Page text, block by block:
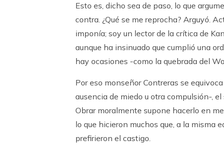
Esto es, dicho sea de paso, lo que
contra. ¿Qué se me reprocha? Arguyó.
imponía; soy un lector de la crítica de
aunque ha insinuado que cumplió una
hay ocasiones -como la quebrada del
Por eso monseñor Contreras se
ausencia de miedo u otra compulsión-,
Obrar moralmente supone hacerlo en
lo que hicieron muchos que, a la misma
prefirieron el castigo.